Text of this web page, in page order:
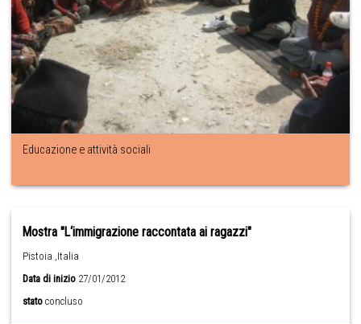
Educazione e attività sociali
Mostra "L‘immigrazione raccontata ai ragazzi"
Pistoia ,Italia
Data di inizio 27/01/2012
stato concluso